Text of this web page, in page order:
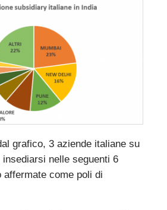
grafico, 3 aziende italiane su
nelle seguenti 6
come poli di